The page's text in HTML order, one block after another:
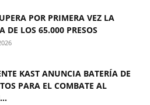
POR PRIMERA VEZ LA
DE LOS 65.000 PRESOS
KAST ANUNCIA BATERÍA DE
PARA EL COMBATE AL